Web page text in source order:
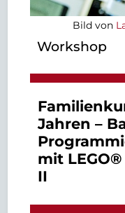
Bild von
Workshop
Jahren –
mit LEGO®
II